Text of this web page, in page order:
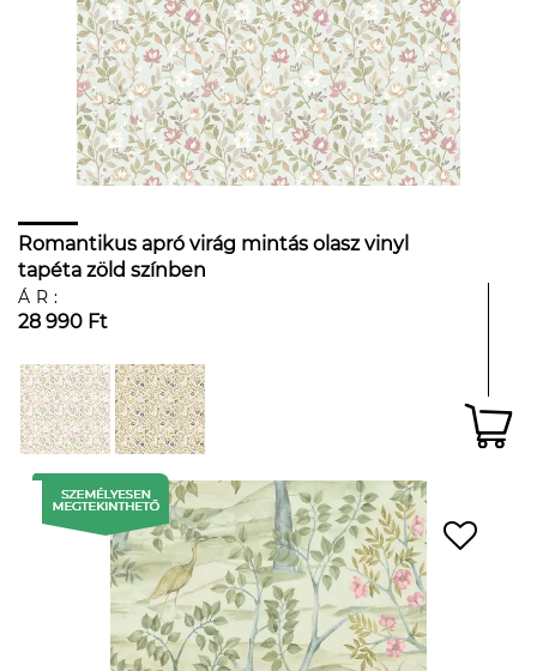
Romantikus apró virág mintás olasz vinyl
tapéta zöld színben
ÁR:
28 990 Ft